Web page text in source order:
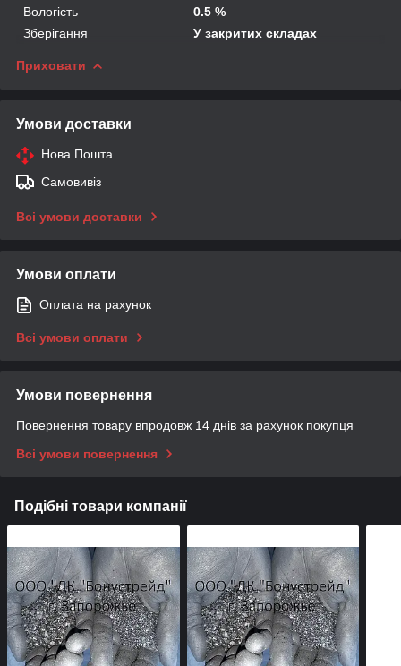
Вологість
0.5 %
Зберігання
У закритих складах
Приховати
Умови доставки
Нова Пошта
Самовивіз
Всі умови доставки
Умови оплати
Оплата на рахунок
Всі умови оплати
Умови повернення
Повернення товару впродовж 14 днів за рахунок покупця
Всі умови повернення
Подібні товари компанії